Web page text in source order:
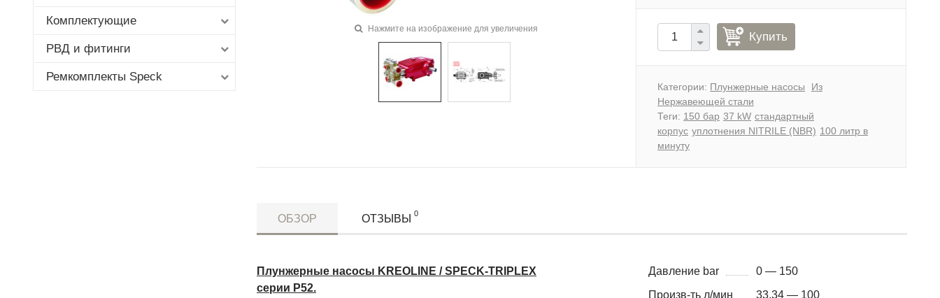
Комплектующие
РВД и фитинги
Ремкомплекты Speck
Нажмите на изображение для увеличения
Купить
Категории: Плунжерные насосы
Из
Нержавеющей стали
Теги: 150 бар 37 kW стандартный
корпус уплотнения NITRILE (NBR) 100 литр в
минуту
ОБЗОР ОТЗЫВЫ 0
Плунжерные насосы KREOLINE / SPECK-TRIPLEX
серии P52.
Давление bar
0 — 150
Произв-ть л/мин
33.34 — 100